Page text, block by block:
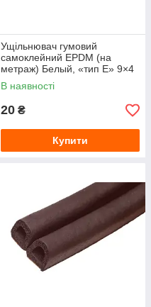
Ущільнювач гумовий
самоклейний EPDM (на
метраж) Белый, «тип E» 9×4
мм
В наявності
20 ₴
Купити